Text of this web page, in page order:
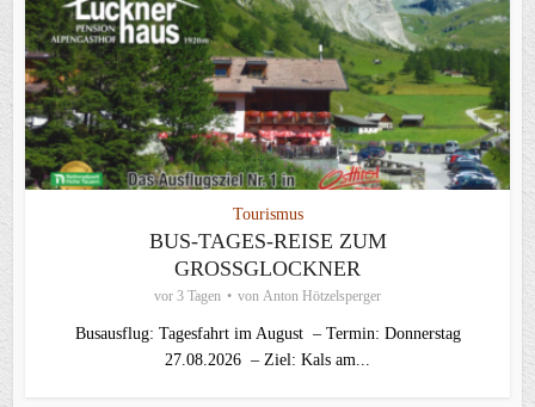
Tourismus
BUS-TAGES-REISE ZUM
GROSSGLOCKNER
vor 3 Tagen von Anton Hötzelsperger
Busausflug: Tagesfahrt im August – Termin: Donnerstag
27.08.2026 – Ziel: Kals am...